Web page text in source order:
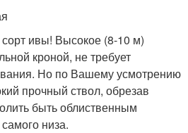
ивы! Высокое (8-10 м)
кроной, не требует
Но по Вашему усмотрению
прочный ствол, обрезав
быть облиственным
низа.